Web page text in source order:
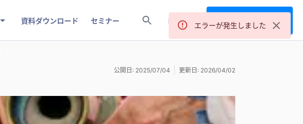
資料ダウンロード セミナー ログイン サービス登録
公開日: 2025/07/04 更新日: 2026/04/02
エラーが発生しました